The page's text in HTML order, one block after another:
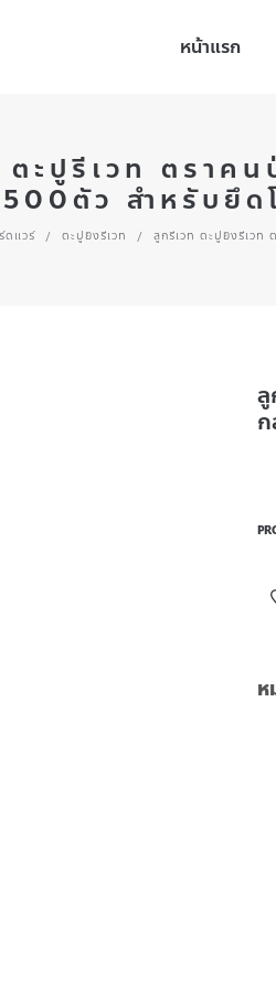
หน้าแรก
ตะปูรีเวท ตราค
500ตัว สำหรับยึ
ดแวร์ / ตะปูยิงรีเวท / ลูกรีเวท ตะปูยิงรีเวท
ลู
ห